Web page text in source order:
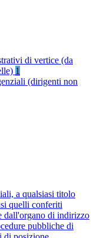
di vertice (da
1
(dirigenti non
a qualsiasi titolo
quelli conferiti
dall'organo di indirizzo
pubbliche di